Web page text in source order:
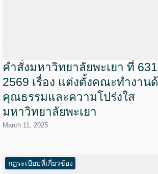
คำสั่งมหาวิทยาลัยพะเยา ที่
2569 เรื่อง แต่งตั้งคณะทำงาน
คุณธรรมและความโปร่งใส
มหาวิทยาลัยพะเยา
March 11, 2025
กฏระเบียบที่เกี่ยวข้อง